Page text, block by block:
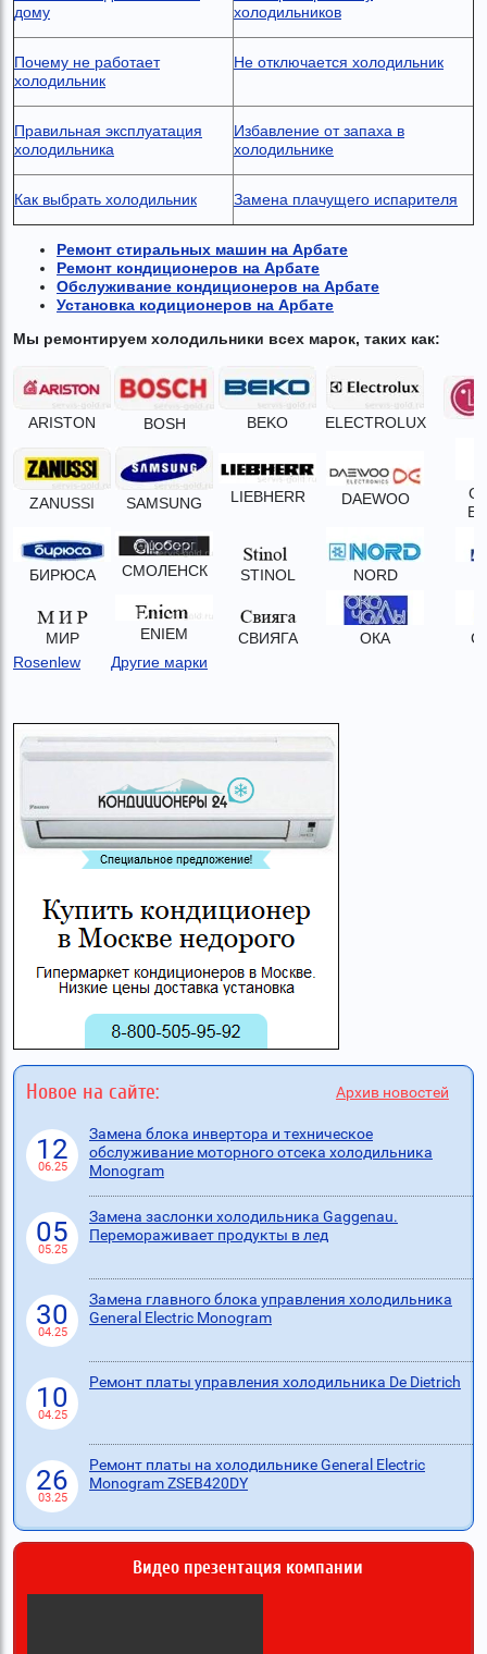
дому
холодильников
Почему не работает
холодильник
Не отключается холодильник
Правильная эксплуатация
холодильника
Избавление от запаха в
холодильнике
Как выбрать холодильник Замена плачущего испарителя
Ремонт стиральных машин на Арбате
Ремонт кондиционеров на Арбате
Обслуживание кондиционеров на Арбате
Установка кодиционеров на Арбате
Мы ремонтируем холодильники всех марок, таких как:
ARISTON BOSH BEKO ELECTROLUX
ZANUSSI SAMSUNG LIEBHERR DAEWOO
БИРЮСА СМОЛЕНСК STINOL NORD
МИР ENIEM СВИЯГА ОКА
Rosenlew
Другие марки
Новое на сайте: Архив новостей
12
06.25
Замена блока инвертора и техническое
обслуживание моторного отсека холодильника
Monogram
05
05.25
Замена заслонки холодильника Gaggenau.
Перемораживает продукты в лед
30
04.25
Замена главного блока управления холодильника
General Electric Monogram
10
04.25
Ремонт платы управления холодильника De Dietrich
26
03.25
Ремонт платы на холодильнике General Electric
Monogram ZSEB420DY
Видео презентация компании